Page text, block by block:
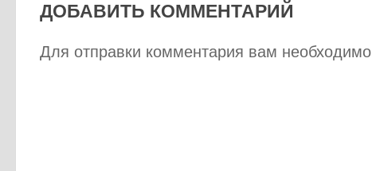
ДОБАВИТЬ КОММЕНТАРИЙ
Для отправки комментария вам необходимо